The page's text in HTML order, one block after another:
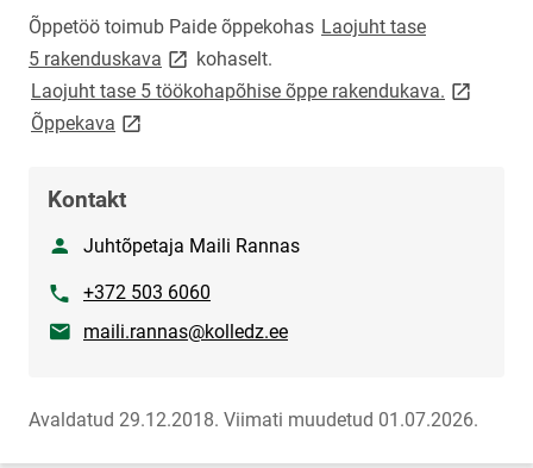
Õppetöö toimub Paide õppekohas Laojuht tase
5 rakenduskava link opens on new page
kohaselt.
Laojuht tase 5 töökohapõhise õppe rakendukava. link
Õppekava link opens on new page
Kontakt
NimiJuhtõpetaja Maili Rannas
Telefon+372 503 6060
E-postmaili.rannas@kolledz.ee
Avaldatud 29.12.2018. Viimati muudetud 01.07.2026.